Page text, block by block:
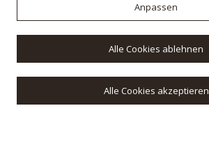
Anpassen
Alle Cookies ablehnen
Alle Cookies akzeptieren